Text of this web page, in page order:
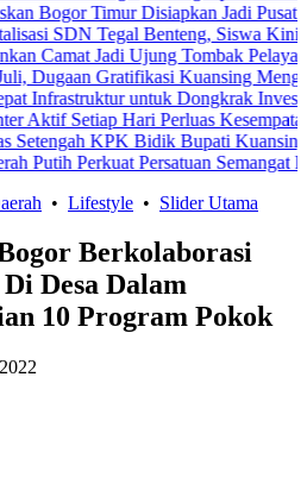
Timur Disiapkan Jadi Pusat
Tegal Benteng, Siswa Kini Belajar
Jadi Ujung Tombak Pelayanan
Gratifikasi Kuansing Menguat
untuk Dongkrak Investasi
Hari Perluas Kesempatan Kerja
KPK Bidik Bupati Kuansing
Persatuan Semangat
• Lifestyle • Slider Utama
Berkolaborasi
Desa Dalam
10 Program Pokok